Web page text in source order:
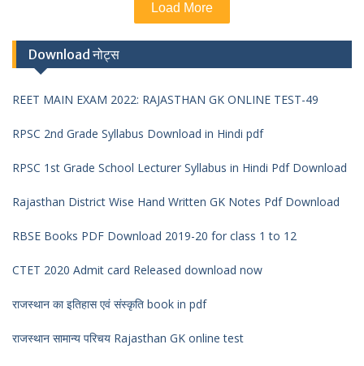
Load More
Download नोट्स
REET MAIN EXAM 2022: RAJASTHAN GK ONLINE TEST-49
RPSC 2nd Grade Syllabus Download in Hindi pdf
RPSC 1st Grade School Lecturer Syllabus in Hindi Pdf Download
Rajasthan District Wise Hand Written GK Notes Pdf Download
RBSE Books PDF Download 2019-20 for class 1 to 12
CTET 2020 Admit card Released download now
राजस्थान का इतिहास एवं संस्कृति book in pdf
राजस्थान सामान्य परिचय Rajasthan GK online test